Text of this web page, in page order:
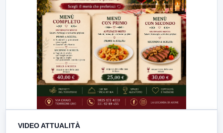
VIDEO ATTUALITÀ